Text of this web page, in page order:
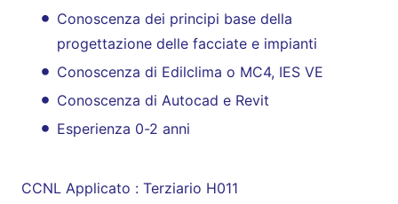
Conoscenza dei principi base della
progettazione delle facciate e impianti
Conoscenza di Edilclima o MC4, IES VE
Conoscenza di Autocad e Revit
Esperienza 0-2 anni
CCNL Applicato : Terziario H011